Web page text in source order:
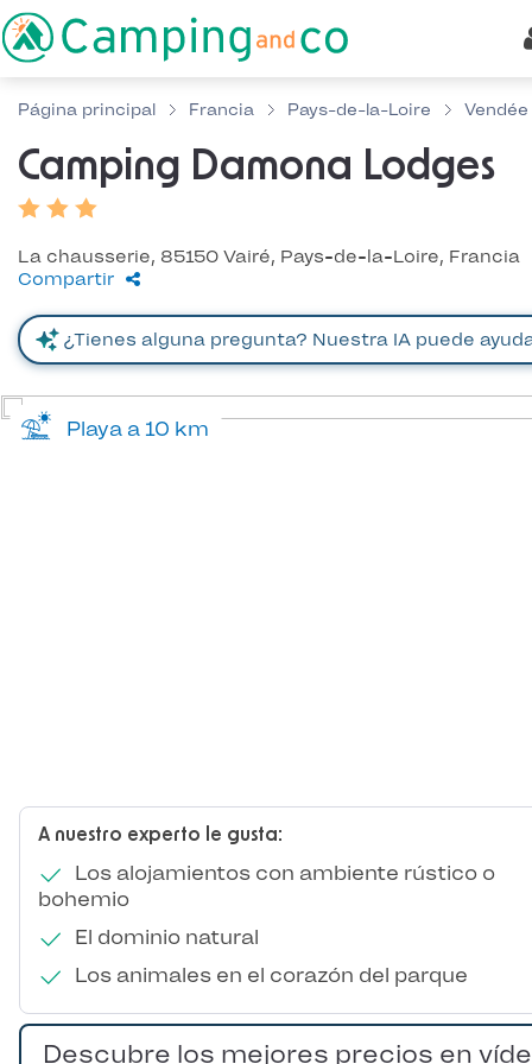
Página principal Francia Pays-de-la-Loire Vendée
Camping Damona Lodges
La chausserie, 85150 Vairé, Pays-de-la-Loire, Francia
Compartir
A nuestro experto le gusta:
Los alojamientos con ambiente rústico o
bohemio
El dominio natural
Los animales en el corazón del parque
Playa a 10 km
Descubre los mejores precios en